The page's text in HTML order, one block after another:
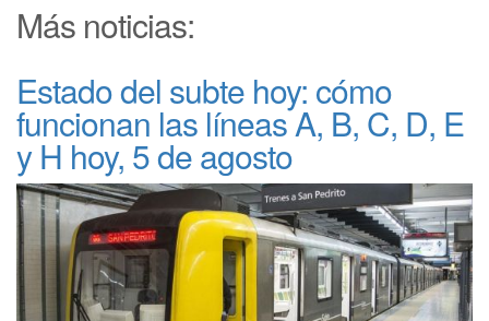
Más noticias:
Estado del subte hoy: cómo
funcionan las líneas A, B, C, D, E
y H hoy, 5 de agosto